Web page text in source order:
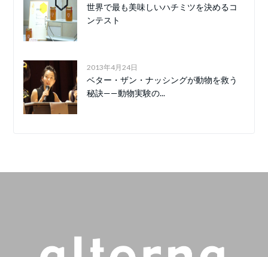
世界で最も美味しいハチミツを決めるコ
ンテスト
2013年4月24日
ベター・ザン・ナッシングが動物を救う
秘訣——動物実験の...